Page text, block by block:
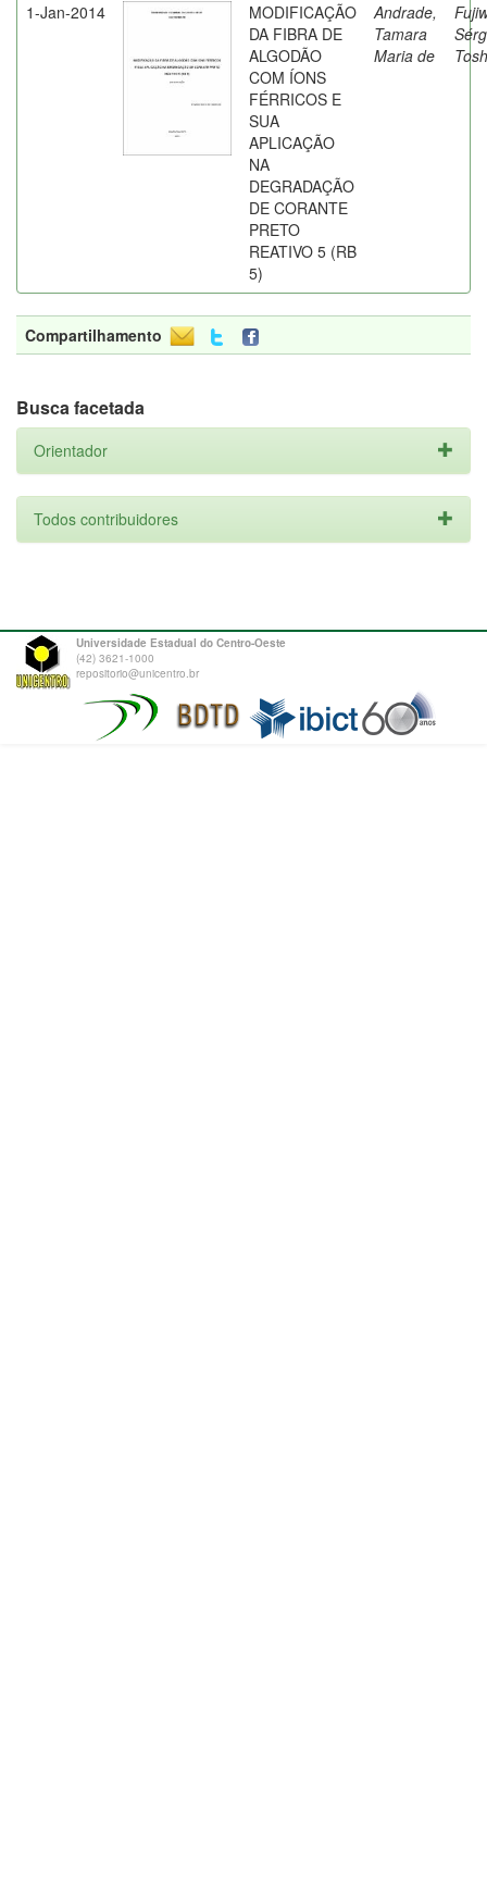
1-Jan-2014
MODIFICAÇÃO
DA FIBRA DE
ALGODÃO
COM ÍONS
FÉRRICOS E
SUA
APLICAÇÃO
NA
DEGRADAÇÃO
DE CORANTE
PRETO
REATIVO 5 (RB
5)
Andrade,
Tamara
Maria de
Compartilhamento
Busca facetada
Orientador
Todos contribuidores
Universidade Estadual do Centro-Oeste
(42) 3621-1000
repositorio@unicentro.br